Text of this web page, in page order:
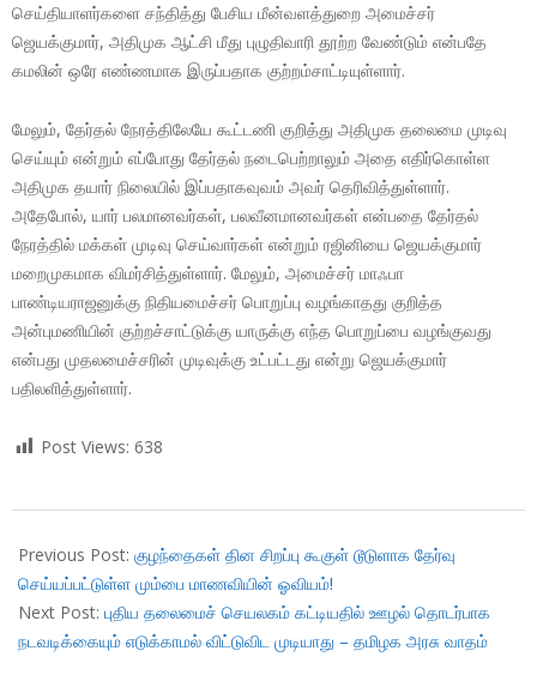
செய்தியாளர்களை சந்தித்து பேசிய மீன்வளத்துறை அமைச்சர்
ஜெயக்குமார், அதிமுக ஆட்சி மீது புழுதிவாரி தூற்ற வேண்டும் என்பதே
கமலின் ஒரே எண்ணமாக இருப்பதாக குற்றம்சாட்டியுள்ளார்.
மேலும், தேர்தல் நேரத்திலேயே கூட்டணி குறித்து அதிமுக தலைமை முடிவு
செய்யும் என்றும் எப்போது தேர்தல் நடைபெற்றாலும் அதை எதிர்கொள்ள
அதிமுக தயார் நிலையில் இப்பதாகவுவம் அவர் தெரிவித்துள்ளார்.
அதேபோல், யார் பலமானவர்கள், பலவீனமானவர்கள் என்பதை தேர்தல்
நேரத்தில் மக்கள் முடிவு செய்வார்கள் என்றும் ரஜினியை ஜெயக்குமார்
மறைமுகமாக விமர்சித்துள்ளார். மேலும், அமைச்சர் மாஃபா
பாண்டியராஜனுக்கு நிதியமைச்சர் பொறுப்பு வழங்காதது குறித்த
அன்புமணியின் குற்றச்சாட்டுக்கு யாருக்கு எந்த பொறுப்பை வழங்குவது
என்பது முதலமைச்சரின் முடிவுக்கு உட்பட்டது என்று ஜெயக்குமார்
பதிலளித்துள்ளார்.
Post Views: 638
11-
14
Previous Post: குழந்தைகள் தின சிறப்பு கூகுள் டூடுளாக தேர்வு
செய்யப்பட்டுள்ள மும்பை மாணவியின் ஓவியம்!
Next Post: புதிய தலைமைச் செயலகம் கட்டியதில் ஊழல் தொடர்பாக
நடவடிக்கையும் எடுக்காமல் விட்டுவிட முடியாது – தமிழக அரசு வாதம்